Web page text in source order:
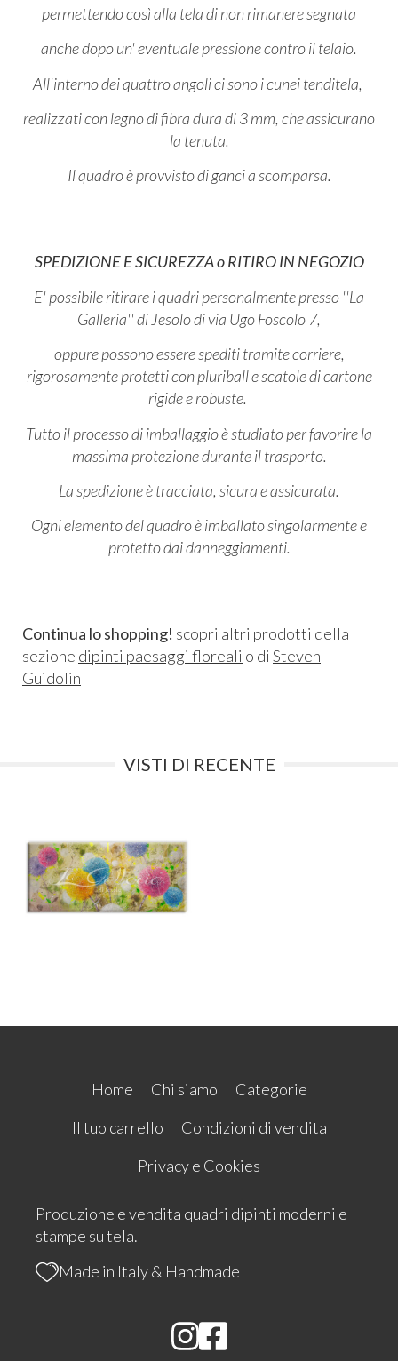
permettendo così alla tela di non rimanere segnata
anche dopo un' eventuale pressione contro il telaio.
All'interno dei quattro angoli ci sono i cunei tenditela,
realizzati con legno di fibra dura di 3 mm, che assicurano
la tenuta.
Il quadro è provvisto di ganci a scomparsa.
SPEDIZIONE E SICUREZZA o RITIRO IN NEGOZIO
E' possibile ritirare i quadri personalmente presso ''La
Galleria'' di Jesolo di via Ugo Foscolo 7,
oppure possono essere spediti tramite corriere,
rigorosamente protetti con pluriball e scatole di cartone
rigide e robuste.
Tutto il processo di imballaggio è studiato per favorire la
massima protezione durante il trasporto.
La spedizione è tracciata, sicura e assicurata.
Ogni elemento del quadro è imballato singolarmente e
protetto dai danneggiamenti.
Continua lo shopping! scopri altri prodotti della
sezione dipinti paesaggi floreali o di Steven
Guidolin
VISTI DI RECENTE
Home Chi siamo
Categorie
Il tuo carrello
Condizioni di vendita
Privacy e Cookies
Produzione e vendita quadri dipinti moderni e
stampe su tela.
Made in Italy & Handmade